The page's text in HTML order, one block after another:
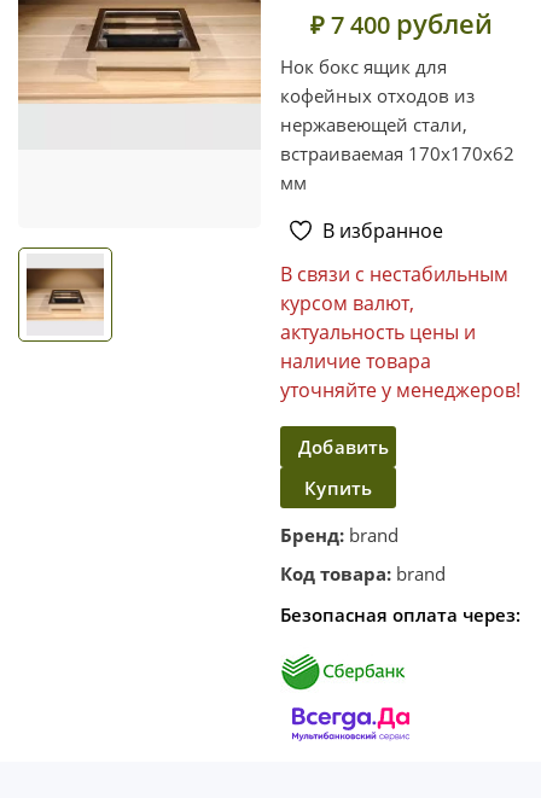
₽ 7 400 рублей
Нок бокс ящик для
кофейных отходов из
нержавеющей стали,
встраиваемая 170x170x62
мм
В избранное
В связи с нестабильным
курсом валют,
актуальность цены и
наличие товара
уточняйте у менеджеров!
Добавить
в
корзину
Купить
в один
клик
Бренд: brand
Код товара: brand
Безопасная оплата через: